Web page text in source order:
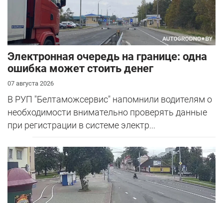
Электронная очередь на границе: одна
ошибка может стоить денег
07 августа 2026
В РУП "Белтаможсервис" напомнили водителям о
необходимости внимательно проверять данные
при регистрации в системе электр...